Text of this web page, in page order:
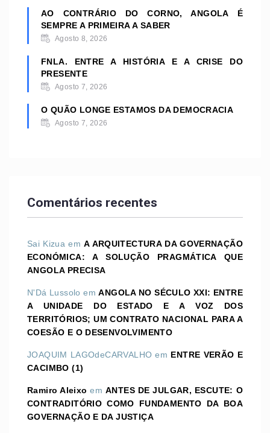
AO CONTRÁRIO DO CORNO, ANGOLA É
SEMPRE A PRIMEIRA A SABER
Agosto 8, 2026
FNLA. ENTRE A HISTÓRIA E A CRISE DO
PRESENTE
Agosto 7, 2026
O QUÃO LONGE ESTAMOS DA DEMOCRACIA
Agosto 7, 2026
Comentários recentes
Sai Kizua emA ARQUITECTURA DA GOVERNAÇÃO
ECONÓMICA: A SOLUÇÃO PRAGMÁTICA QUE
ANGOLA PRECISA
N'Dá Lussolo emANGOLA NO SÉCULO XXI: ENTRE
A UNIDADE DO ESTADO E A VOZ DOS
TERRITÓRIOS; UM CONTRATO NACIONAL PARA A
COESÃO E O DESENVOLVIMENTO
JOAQUIM LAGOdeCARVALHO em ENTRE VERÃO E
CACIMBO (1)
Ramiro Aleixo emANTES DE JULGAR, ESCUTE: O
CONTRADITÓRIO COMO FUNDAMENTO DA BOA
GOVERNAÇÃO E DA JUSTIÇA